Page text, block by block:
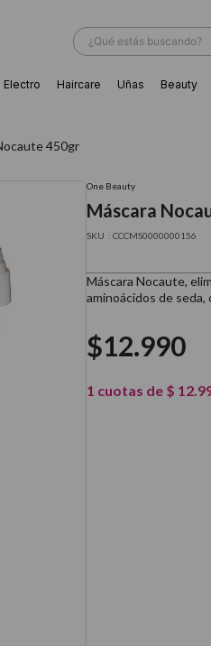
¿Qué estás
Electro Haircare Uñas Beauty
450gr
One Beauty
Máscara
: CCCMS0000000156
Máscara Nocaute,
aminoácidos de
$12.990
1 cuotas de $ 12.